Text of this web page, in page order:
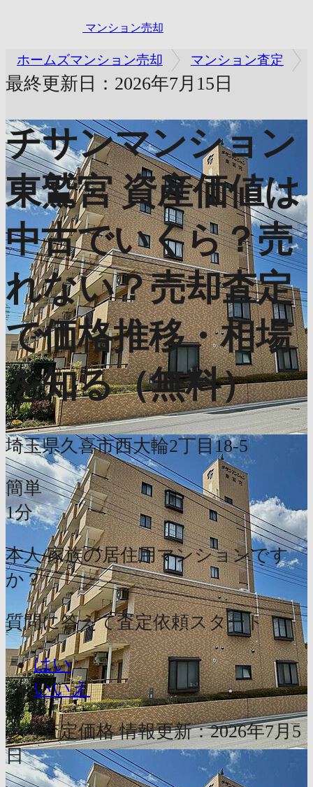
マンション売却
ホームズマンション売却 マンション査定
最終更新日：2026年7月15日
チサンマンション
東鷲宮 資産価値は
中古でいくら？売
れない？売却査定
で価格推移・相場
を知る（無料）
埼玉県久喜市西大輪2丁目18-5
簡単
1分
本人/家族の居住用マンションです
か？
質問に答えて査定依頼スタート
はい
いいえ
参考査定価格 情報更新：2026年7月5
日